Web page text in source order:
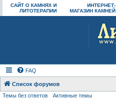
САЙТ О КАМНЯХ И
ЛИТОТЕРАПИИ
ИНТЕРНЕТ-
МАГАЗИН КАМНЕЙ
FAQ
Список форумов
Темы без ответов Активные темы